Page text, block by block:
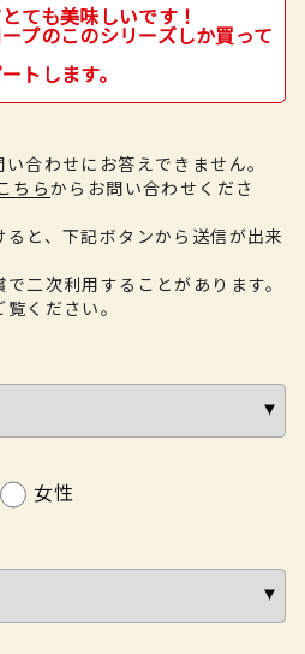
ても美味しいです！
プのこのシリーズしか買って
トします。
合わせにお答えできません。
ちらからお問い合わせくださ
と、下記ボタンから送信が出来
二次利用することがあります。
覧ください。
女性